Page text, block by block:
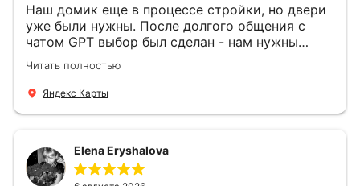
Наш домик еще в процессе стройки, но двери
уже были нужны. После долгого общения с
чатом GPT выбор был сделан - нам нужны
двери Аргус Термо Композит, которые нашлись
в компании ДвериОпт . Менеджер Филипп
ответил на все вопросы, посчитал стоимость и
установили две двери, ответили на все
вопросы . Выполненной работой мы довольны.
Читать полностью
Яндекс Карты
Elena Eryshalova